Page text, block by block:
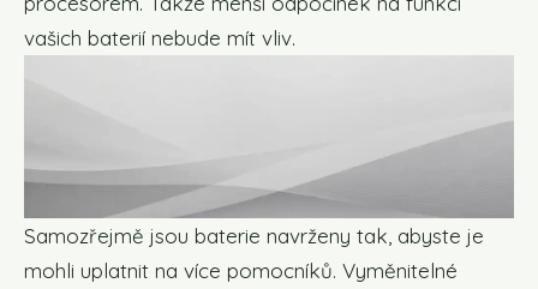
vašich baterií nebude mít vliv.
Samozřejmě jsou baterie navrženy tak, abyste je
mohli uplatnit na více pomocníků. Vyměnitelné